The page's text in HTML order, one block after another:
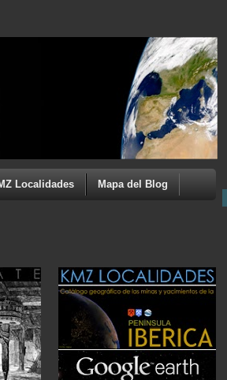
Localidades Mapa del Blog